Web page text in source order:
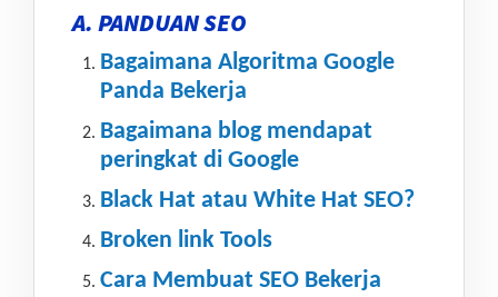
A. PANDUAN SEO
Bagaimana Algoritma Google
Panda Bekerja
Bagaimana blog mendapat
peringkat di Google
Black Hat atau White Hat SEO?
Broken link Tools
Cara Membuat SEO Bekerja